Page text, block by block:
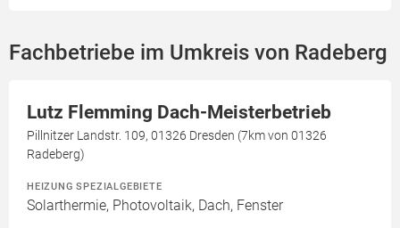
Fachbetriebe im Umkreis von Radeberg
Lutz Flemming Dach-Meisterbetrieb
Pillnitzer Landstr. 109, 01326 Dresden (7km von 01326
Radeberg)
HEIZUNG SPEZIALGEBIETE
Solarthermie, Photovoltaik, Dach, Fenster